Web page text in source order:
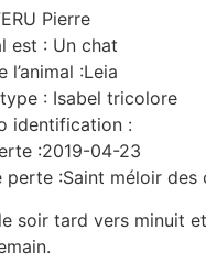
Pierre
est : Un chat
l’animal :Leia
: Isabel tricolore
identification :
:2019-04-23
perte :Saint méloir des
soir tard vers minuit